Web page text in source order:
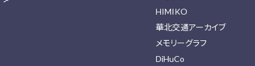
HIMIKO
華北交通アーカイブ
メモリーグラフ
DiHuCo